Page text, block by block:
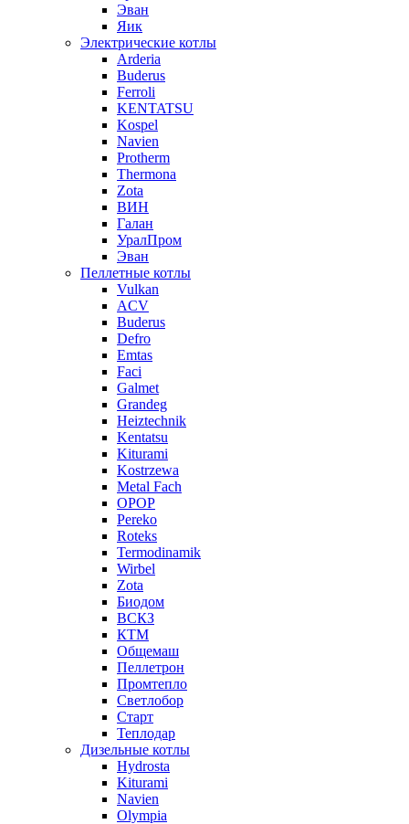
Эван
Яик
Электрические котлы
Arderia
Buderus
Ferroli
KENTATSU
Kospel
Navien
Protherm
Thermona
Zota
ВИН
Галан
УралПром
Эван
Пеллетные котлы
Vulkan
ACV
Buderus
Defro
Emtas
Faci
Galmet
Grandeg
Heiztechnik
Kentatsu
Kiturami
Kostrzewa
Metal Fach
OPOP
Pereko
Roteks
Termodinamik
Wirbel
Zota
Биодом
ВСКЗ
КТМ
Общемаш
Пеллетрон
Промтепло
Светлобор
Старт
Теплодар
Дизельные котлы
Hydrosta
Kiturami
Navien
Olympia